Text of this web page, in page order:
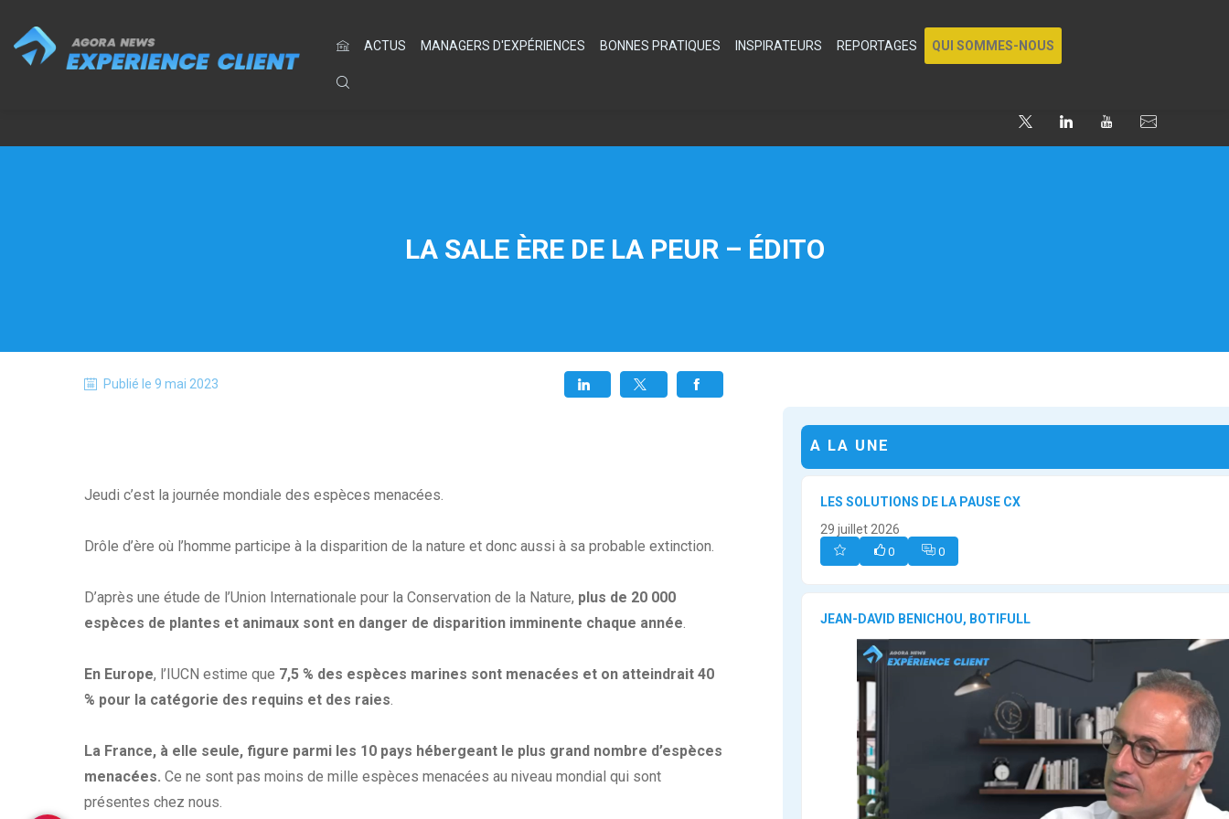
ACTUS MANAGERS D'EXPÉRIENCES BONNES PRATIQUES INSPIRATEURS REPORTAGES QUI SOMMES-NOUS
LA SALE ÈRE DE LA PEUR – ÉDITO
Publié le 9 mai 2023
Jeudi c’est la journée mondiale des espèces menacées.
Drôle d’ère où l’homme participe à la disparition de la nature et donc aussi à sa probable extinction.
D’après une étude de l’Union Internationale pour la Conservation de la Nature, plus de 20 000
espèces de plantes et animaux sont en danger de disparition imminente chaque année.
En Europe, l’IUCN estime que 7,5 % des espèces marines sont menacées et on atteindrait 40
% pour la catégorie des requins et des raies.
La France, à elle seule, figure parmi les 10 pays hébergeant le plus grand nombre d’espèces
menacées. Ce ne sont pas moins de mille espèces menacées au niveau mondial qui sont
présentes chez nous.
A LA UNE
LES SOLUTIONS DE LA PAUSE CX
29 juillet 2026
0 0
JEAN-DAVID BENICHOU, BOTIFULL